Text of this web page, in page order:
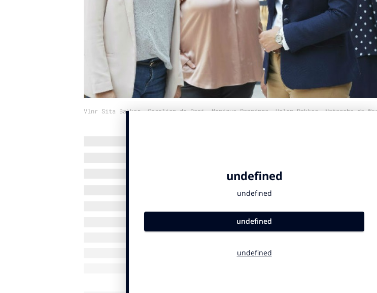
Vlnr Sita Bakker, Carolien de Rooi, Monique Pennings, Helen Dekker, Natascha de